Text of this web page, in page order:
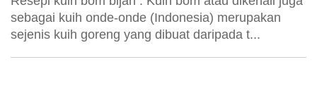
sebagai kuih onde-onde (Indonesia) merupakan
sejenis kuih goreng yang dibuat daripada t...